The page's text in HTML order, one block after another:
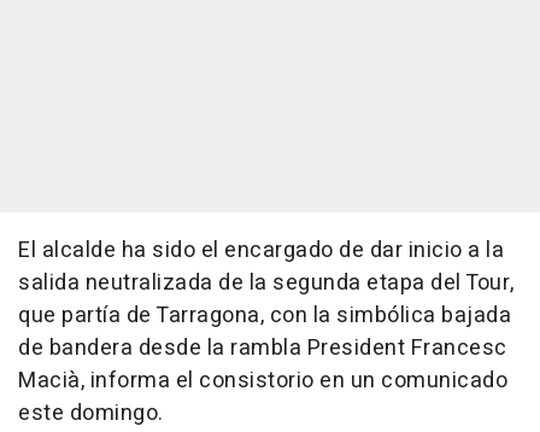
El alcalde ha sido el encargado de dar inicio a la
salida neutralizada de la segunda etapa del Tour,
que partía de Tarragona, con la simbólica bajada
de bandera desde la rambla President Francesc
Macià, informa el consistorio en un comunicado
este domingo.